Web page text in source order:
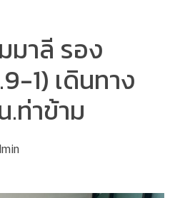
าลี รอง
1) เดินทาง
.ท่าข้าม